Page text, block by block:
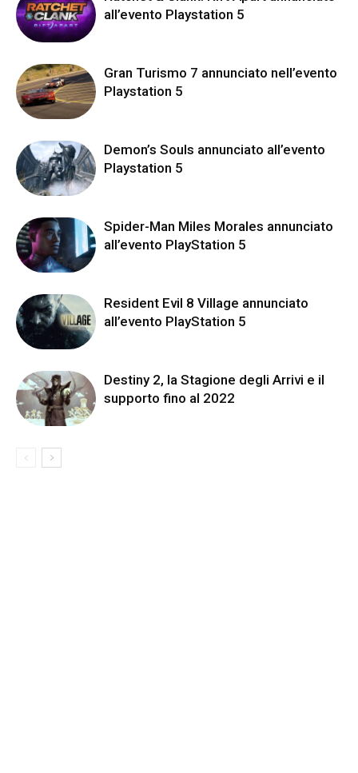
all’evento Playstation 5
Gran Turismo 7 annunciato nell’evento
Playstation 5
Demon’s Souls annunciato all’evento
Playstation 5
Spider-Man Miles Morales annunciato
all’evento PlayStation 5
Resident Evil 8 Village annunciato
all’evento PlayStation 5
Destiny 2, la Stagione degli Arrivi e il
supporto fino al 2022